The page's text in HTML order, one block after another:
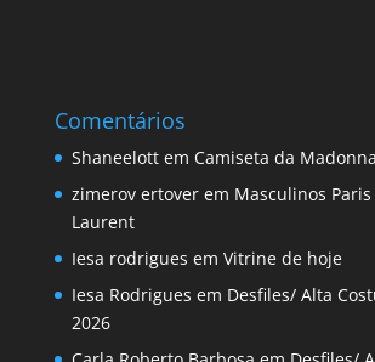
Comentários
Shaneelottem Camiseta da Madonna
zimerov ertoverem Masculinos
Laurent
Iesa rodrigues em Vitrine de hoje
Iesa Rodrigues em Desfiles/ Alta
2026